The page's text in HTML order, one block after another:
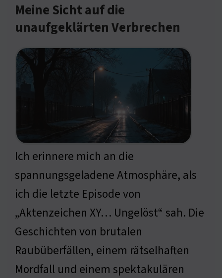
Meine Sicht auf die
unaufgeklärten Verbrechen
Ich erinnere mich an die
spannungsgeladene Atmosphäre, als
ich die letzte Episode von
„Aktenzeichen XY… Ungelöst“ sah. Die
Geschichten von brutalen
Raubüberfällen, einem rätselhaften
Mordfall und einem spektakulären